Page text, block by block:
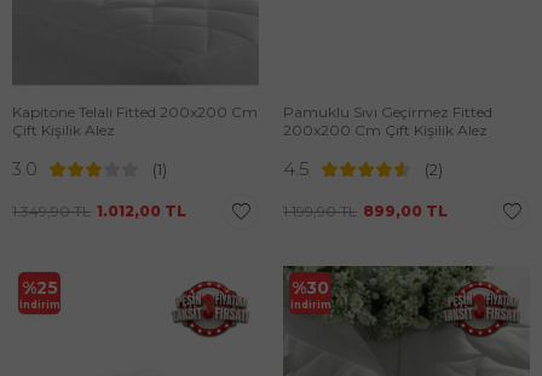
Kapitone Telalı Fitted 200x200 Cm
Çift Kişilik Alez
3.0 (1)
1.349,90TL 1.012,00 TL
Pamuklu Sıvı Geçirmez Fitted
200x200 Cm Çift Kişilik Alez
4.5 (2)
1.199,90TL 899,00 TL
%25
İndirim
%30
İndirim